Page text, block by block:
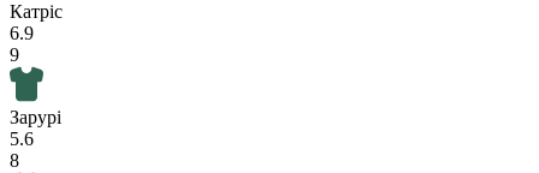
Катріс
6.9
9
Зарурі
5.6
8